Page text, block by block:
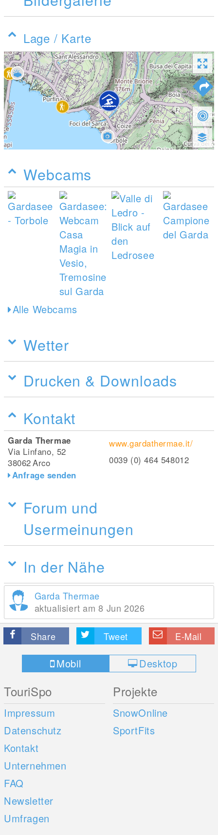
Lage / Karte
Webcams
Alle Webcams
Wetter
Drucken & Downloads
Kontakt
Garda Thermae
Via Linfano, 52
38062Arco
Anfrage senden
www.gardathermae.it/
0039 (0) 464 548012
Forum und
Usermeinungen
In der Nähe
Garda Thermae
aktualisiert am 8 Jun 2026
Share Tweet E-Mail
Mobil Desktop
TouriSpo
Impressum
Datenschutz
Kontakt
Unternehmen
FAQ
Newsletter
Umfragen
Projekte
SnowOnline
SportFits